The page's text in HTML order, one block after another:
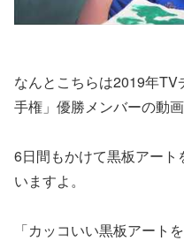
なんとこちらは2019年
手権」優勝メンバーの動画
6日間もかけて黒板アー
いますよ。
「カッコいい黒板アート